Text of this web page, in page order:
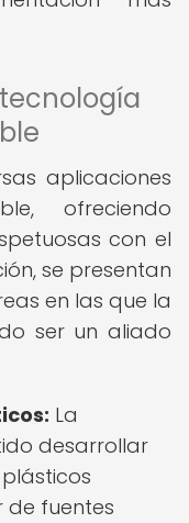
aplicaciones
ofreciendo
con el
se presentan
en las que la
ser un aliado
La
desarrollar
fuentes